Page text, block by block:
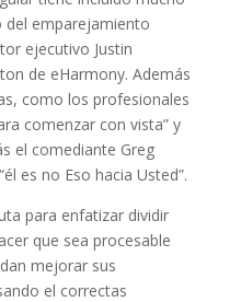
del emparejamiento
ejecutivo Justin
de eHarmony. Además
como los profesionales
comenzar con vista” y
el comediante Greg
es no Eso hacia Usted”.
para enfatizar dividir
que sea procesable
mejorar sus
el correctas